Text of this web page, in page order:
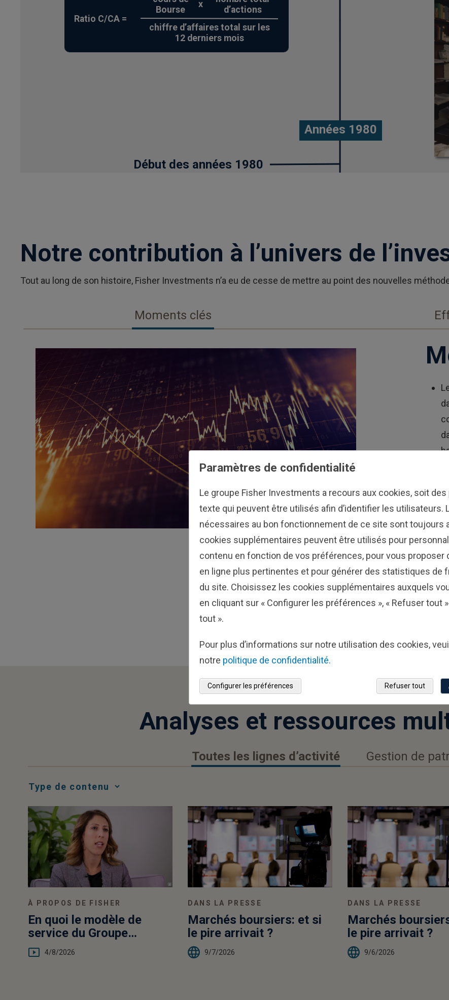
Notre contribution à l’univers de
Tout au long de son histoire, Fisher Investments n’a eu de cesse de mettre au point des nouvelles
Moments clés
Analyses et ressources
Toutes les lignes d’activité Gestion de
Media
Choice
À PROPOS DE FISHER
En quoi le modèle de
service du Groupe
Clientèle privée de Fisher
Investments est-il un
4/8/2026
DANS LA PRESSE
Marchés boursiers: et si
le pire arrivait ?
9/7/2026
DANS LA PRESSE
Marchés
le pire arrivait ?
9/6/2026
Paramètres de confidentialité
Le groupe Fisher Investments a recours aux cookies, soit
texte qui peuvent être utilisés afin d’identifier les utilisateurs.
nécessaires au bon fonctionnement de ce site sont toujours
cookies supplémentaires peuvent être utilisés pour
contenu en fonction de vos préférences, pour vous proposer
en ligne plus pertinentes et pour générer des statistiques de
du site. Choisissez les cookies supplémentaires auxquels
en cliquant sur « Configurer les préférences », « Refuser tout
tout ».
Pour plus d’informations sur notre utilisation des cookies,
notre politique de confidentialité.
Refuser tout
Configurer les préférences